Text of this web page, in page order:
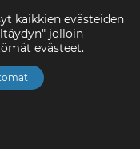
Huoneita
2h+kt+s+lasitet
tu parveke
kaikkien evästeiden
jolloin
evästeet.